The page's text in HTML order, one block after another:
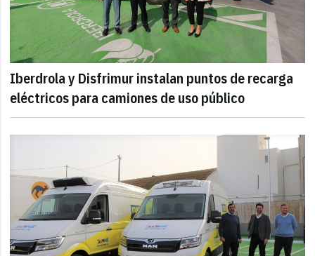
Iberdrola y Disfrimur instalan puntos de recarga
eléctricos para camiones de uso público